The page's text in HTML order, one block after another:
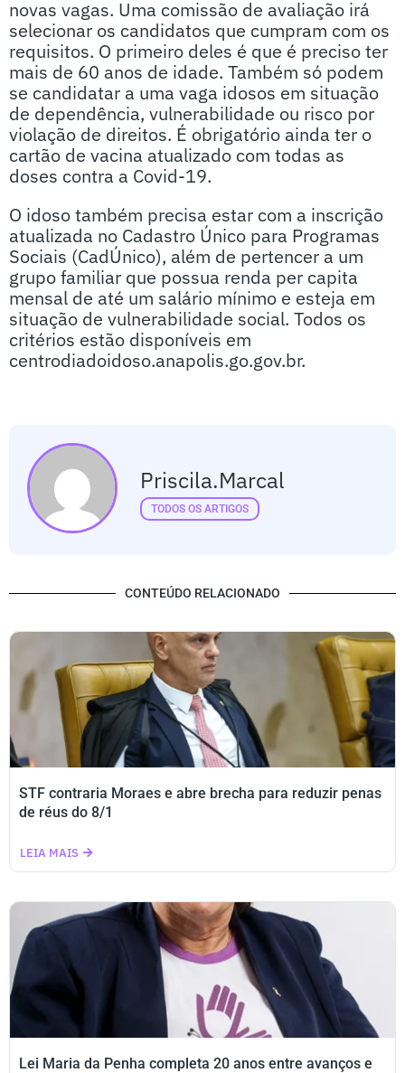
novas vagas. Uma comissão de avaliação irá
selecionar os candidatos que cumpram com os
requisitos. O primeiro deles é que é preciso ter
mais de 60 anos de idade. Também só podem
se candidatar a uma vaga idosos em situação
de dependência, vulnerabilidade ou risco por
violação de direitos. É obrigatório ainda ter o
cartão de vacina atualizado com todas as
doses contra a Covid-19.
O idoso também precisa estar com a inscrição
atualizada no Cadastro Único para Programas
Sociais (CadÚnico), além de pertencer a um
grupo familiar que possua renda per capita
mensal de até um salário mínimo e esteja em
situação de vulnerabilidade social. Todos os
critérios estão disponíveis em
centrodiadoidoso.anapolis.go.gov.br.
Priscila.marcal
TODOS OS ARTIGOS
CONTEÚDO RELACIONADO
STF contraria Moraes e abre brecha para reduzir penas
de réus do 8/1
LEIA MAIS
Lei Maria da Penha completa 20 anos entre avanços e